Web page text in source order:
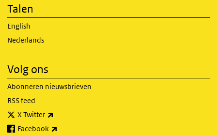
Talen
English
Nederlands
Volg ons
Abonneren nieuwsbrieven
RSS feed
X Twitter
Facebook